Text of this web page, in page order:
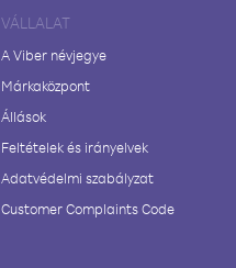
VÁLLALAT
A Viber névjegye
Márkaközpont
Állások
Feltételek és irányelvek
Adatvédelmi szabályzat
Customer Complaints Code